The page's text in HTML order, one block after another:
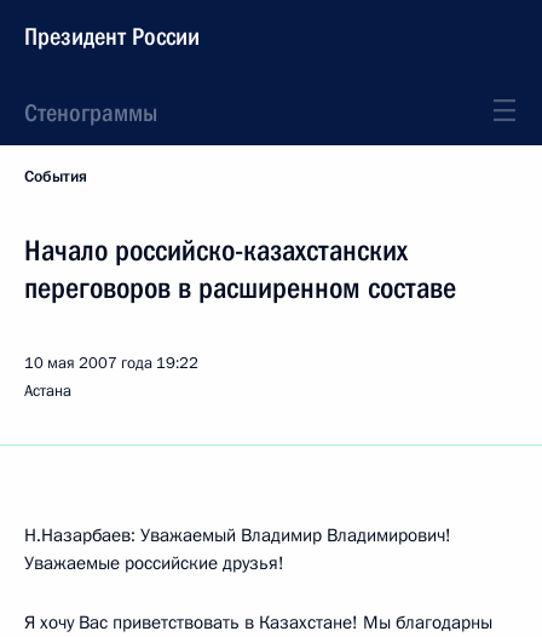
Президент России
Стенограммы
События
Начало российско-казахстанских
переговоров в расширенном составе
10 мая 2007 года 19:22
Астана
Н.Назарбаев: Уважаемый Владимир Владимирович!
Уважаемые российские друзья!
Я хочу Вас приветствовать в Казахстане! Мы благодарны